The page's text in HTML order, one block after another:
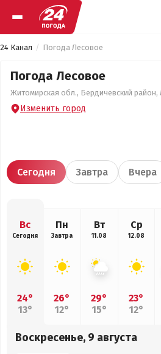
24 Канал Погода Лесовое
Погода Лесовое
Житомирская обл., Бердичевский
Изменить город
Сегодня Завтра Вчера
Вс
Сегодня
24°
13°
Пн
Завтра
26°
12°
Вт
11.08
29°
15°
Ср
12.08
23°
12°
Воскресенье, 9 августа